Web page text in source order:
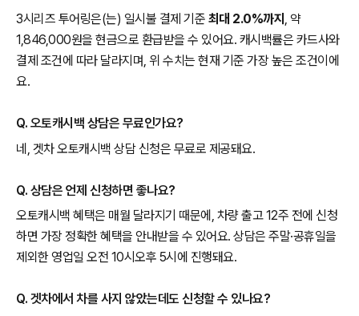
3시리즈 투어링은(는) 일시불 결제 기준 최대 2.0%까지 , 약
1,846,000원을 현금으로 환급받을 수 있어요. 캐시백률은 카드사와
결제 조건에 따라 달라지며, 위 수치는 현재 기준 가장 높은 조건이에
요.
Q. 오토캐시백 상담은 무료인가요?
네, 겟차 오토캐시백 상담 신청은 무료로 제공돼요.
Q. 상담은 언제 신청하면 좋나요?
오토캐시백 혜택은 매월 달라지기 때문에, 차량 출고 12주 전에 신청
하면 가장 정확한 혜택을 안내받을 수 있어요. 상담은 주말·공휴일을
제외한 영업일 오전 10시오후 5시에 진행돼요.
Q. 겟차에서 차를 사지 않았는데도 신청할 수 있나요?